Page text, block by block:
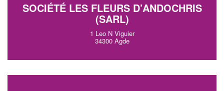
SOCIÉTÉ LES FLEURS D’ANDOCHRIS
(SARL)
1 Leo N Viguier
34300 Agde